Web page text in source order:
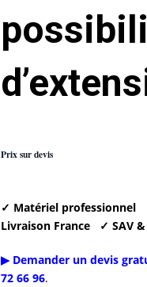
Prix sur devis
✓ Matériel professionnel
Livraison France
✓ SAV
▶ Demander un devis
72 66 96.